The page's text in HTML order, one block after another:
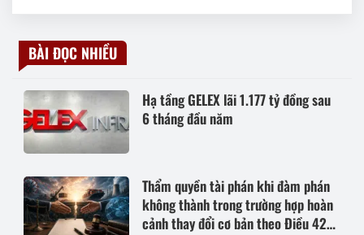
BÀI ĐỌC NHIỀU
Hạ tầng GELEX lãi 1.177 tỷ đồng sau
6 tháng đầu năm
Thẩm quyền tài phán khi đàm phán
không thành trong trường hợp hoàn
cảnh thay đổi cơ bản theo Điều 420